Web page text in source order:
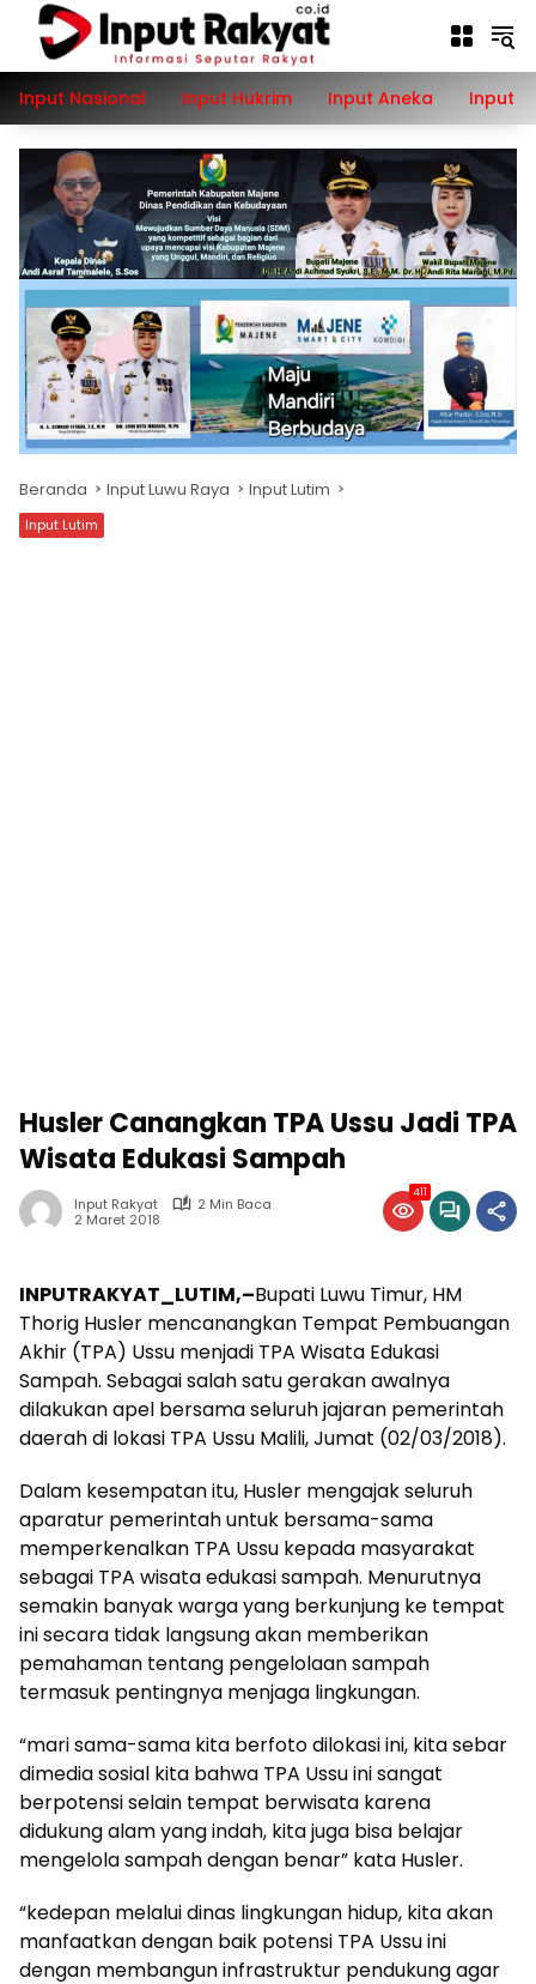
Langsung
konten
Input Nasional
Input Hukrim Input Aneka Input
Beranda Input Luwu Raya Input Lutim
Input Lutim
Husler Canangkan TPA Ussu Jadi TPA
Wisata Edukasi Sampah
Input Rakyat
2 Min Baca
2 Maret 2018
411
INPUTRAKYAT_LUTIM,–Bupati Luwu Timur, HM
Thorig Husler mencanangkan Tempat Pembuangan
Akhir (TPA) Ussu menjadi TPA Wisata Edukasi
Sampah. Sebagai salah satu gerakan awalnya
dilakukan apel bersama seluruh jajaran pemerintah
daerah di lokasi TPA Ussu Malili, Jumat (02/03/2018).
Dalam kesempatan itu, Husler mengajak seluruh
aparatur pemerintah untuk bersama-sama
memperkenalkan TPA Ussu kepada masyarakat
sebagai TPA wisata edukasi sampah. Menurutnya
semakin banyak warga yang berkunjung ke tempat
ini secara tidak langsung akan memberikan
pemahaman tentang pengelolaan sampah
termasuk pentingnya menjaga lingkungan.
“mari sama-sama kita berfoto dilokasi ini, kita sebar
dimedia sosial kita bahwa TPA Ussu ini sangat
berpotensi selain tempat berwisata karena
didukung alam yang indah, kita juga bisa belajar
mengelola sampah dengan benar” kata Husler.
“kedepan melalui dinas lingkungan hidup, kita akan
manfaatkan dengan baik potensi TPA Ussu ini
dengan membangun infrastruktur pendukung agar